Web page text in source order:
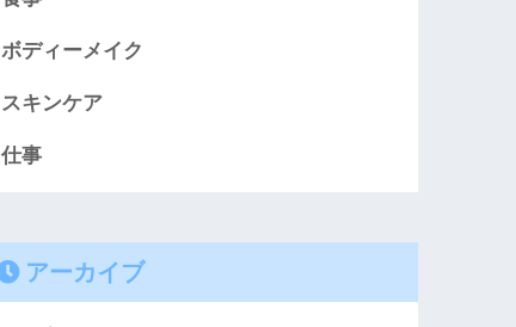
ボディーメイク
スキンケア
仕事
アーカイブ